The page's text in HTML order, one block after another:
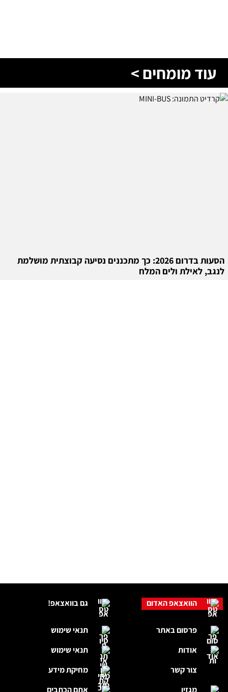
עוד מומחים >
הסעות בדרום 2026: כך מתכננים נסיעה קבוצתית מושלמת
לנגב, לאילת ולים המלח
גם בוואצאפ!
תנאי שימוש
תנאי שימוש
מחיקת מידע
אתם הכתבים
הוואצאפ האדום
פרסום באתר
אודות
צור קשר
מגזין